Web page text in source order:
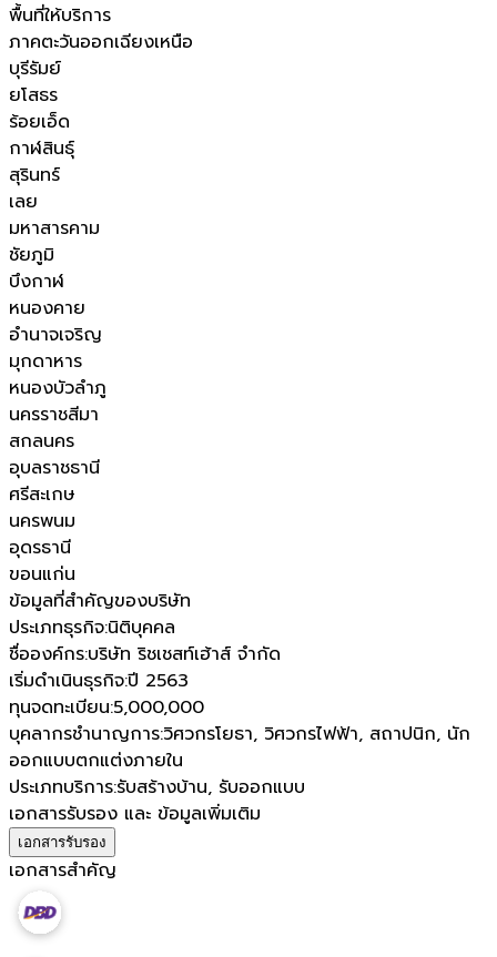
พื้นที่ให้บริการ
ภาคตะวันออกเฉียงเหนือ
บุรีรัมย์
ยโสธร
ร้อยเอ็ด
กาฬสินธุ์
สุรินทร์
เลย
มหาสารคาม
ชัยภูมิ
บึงกาฬ
หนองคาย
อำนาจเจริญ
มุกดาหาร
หนองบัวลำภู
นครราชสีมา
สกลนคร
อุบลราชธานี
ศรีสะเกษ
นครพนม
อุดรธานี
ขอนแก่น
ข้อมูลที่สำคัญของบริษัท
ประเภทธุรกิจ:นิติบุคคล
ชื่อองค์กร:บริษัท ริชเชสท์เฮ้าส์ จำกัด
เริ่มดำเนินธุรกิจ:ปี 2563
ทุนจดทะเบียน:5,000,000
บุคลากรชำนาญการ:วิศวกรโยธา, วิศวกรไฟฟ้า, สถาปนิก, นัก
ออกแบบตกแต่งภายใน
ประเภทบริการ:รับสร้างบ้าน, รับออกแบบ
เอกสารรับรอง และ ข้อมูลเพิ่มเติม
เอกสารรับรอง
เอกสารสำคัญ